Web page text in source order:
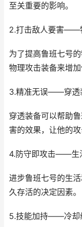
至关重要的影响。
2.打击敌人要害——
为了提高鲁班七号
物理攻击装备来增加
3.精准无误——穿透
穿透装备可以帮助
害的效果，让他的攻
4.防守即攻击——生
进步鲁班七号的生
久存活的决定因素。
5.技能加持——冷却